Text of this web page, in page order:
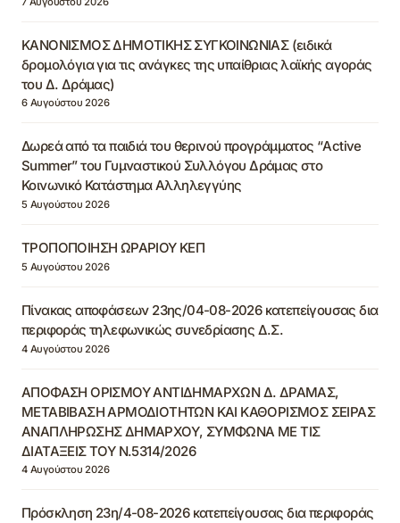
ΚΑΝΟΝΙΣΜΟΣ ΔΗΜΟΤΙΚΗΣ ΣΥΓΚΟΙΝΩΝΙΑΣ (ειδικά
δρομολόγια για τις ανάγκες της υπαίθριας λαϊκής αγοράς
του Δ. Δράμας)
6 Αυγούστου 2026
Δωρεά από τα παιδιά του θερινού προγράμματος “Active
Summer” του Γυμναστικού Συλλόγου Δράμας στο
Κοινωνικό Κατάστημα Αλληλεγγύης
5 Αυγούστου 2026
ΤΡΟΠΟΠΟΙΗΣΗ ΩΡΑΡΙΟΥ ΚΕΠ
5 Αυγούστου 2026
Πίνακας αποφάσεων 23ης/04-08-2026 κατεπείγουσας δια
περιφοράς τηλεφωνικώς συνεδρίασης Δ.Σ.
4 Αυγούστου 2026
ΑΠΟΦΑΣΗ ΟΡΙΣΜΟΥ ΑΝΤΙΔΗΜΑΡΧΩΝ Δ. ΔΡΑΜΑΣ,
ΜΕΤΑΒΙΒΑΣΗ ΑΡΜΟΔΙΟΤΗΤΩΝ ΚΑΙ ΚΑΘΟΡΙΣΜΟΣ ΣΕΙΡΑΣ
ΑΝΑΠΛΗΡΩΣΗΣ ΔΗΜΑΡΧΟΥ, ΣΥΜΦΩΝΑ ΜΕ ΤΙΣ
ΔΙΑΤΑΞΕΙΣ ΤΟΥ Ν.5314/2026
4 Αυγούστου 2026
Πρόσκληση 23η/4-08-2026 κατεπείγουσας δια περιφοράς